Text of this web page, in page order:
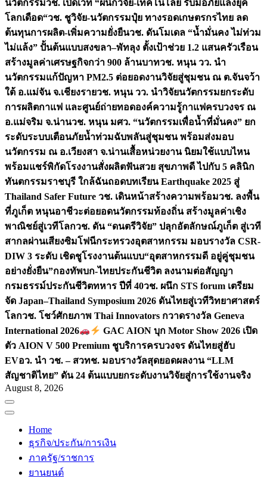
นวัตกรรมวช. เปิดเวที “ผนึกวิจัย-เทคโนโลยี รับมือภัยแล้งยุค
โลกเดือด“วช. ชูวิจัย-นวัตกรรมปุ๋ย ทางรอดเกษตรกรไทย ลด
ต้นทุนการผลิต-เพิ่มความยั่งยืนวช. ดันโมเดล “น้ำมั่นคง ไม่ท่วม
ไม่แล้ง” ปั้นต้นแบบสงขลา–พัทลุง ตั้งเป้าช่วย 1.2 แสนครัวเรือน
สร้างมูลค่าเศรษฐกิจกว่า 900 ล้านบาทวช. หนุน วว. นำ
นวัตกรรมแก้ปัญหา PM2.5 ต่อยอดงานวิจัยสู่ชุมชน ณ ต.จันจว้า
ใต้ อ.แม่จัน จ.เชียงรายวช. หนุน วว. นำวิจัยนวัตกรรมยกระดับ
การผลิตกาแฟ และศูนย์ถ่ายทอดองค์ความรู้กาแฟครบวงจร ณ
อ.แม่จริม จ.น่านวช. หนุน มศว. “นวัตกรรมเพื่อน้ำที่มั่นคง” ยก
ระดับระบบเตือนภัยน้ำท่วมฉับพลันสู่ชุมชน พร้อมส่งมอบ
นวัตกรรม ณ อ.เวียงสา จ.น่านเสื้อหน่วยงาน นิยมใช้แบบไหน
พร้อมแชร์พิกัดโรงงานสั่งผลิตฟันสวย สุขภาพดี ไปกับ 5 คลินิก
ทันตกรรมราชบุรี ใกล้ฉันถอดบทเรียน Earthquake 2025 สู่
Thailand Safer Future วช. เดินหน้าสร้างความพร้อมวช. ลงพื้น
ที่ภูเก็ต หนุนอาชีวะต่อยอดนวัตกรรมท้องถิ่น สร้างมูลค่าเชิง
พาณิชย์สู่เวทีโลกวช. ดัน “ดนตรีวิจัย” ปลุกอัตลักษณ์ภูเก็ต สู่เวที
สากลผ่านเสียงซิมโฟนีกระทรวงอุตสาหกรรม มอบรางวัล CSR-
DIW 3 ระดับ เชิดชูโรงงานต้นแบบ“อุตสาหกรรมดี อยู่คู่ชุมชน
อย่างยั่งยืน”กองทัพบก-ไทยประกันชีวิต ลงนามต่อสัญญา
กรมธรรม์ประกันชีวิตทหาร ปีที่ 40วช. ผนึก STS forum เตรียม
จัด Japan–Thailand Symposium 2026 ดันไทยสู่เวทีวิทยาศาสตร์
โลกวช. โชว์ศักยภาพ Thai Innovators กวาดรางวัล Geneva
International 2026
GAC AION บุก Motor Show 2026 เปิด
ตัว AION V 500 Premium ชูบริการครบวงจร ดันไทยสู่ฮับ
EVอว. นำ วช. – สวทช. มอบรางวัลสุดยอดผลงาน “LLM
สัญชาติไทย” ดัน 24 ต้นแบบยกระดับงานวิจัยสู่การใช้งานจริง
August 8, 2026
Home
ธุรกิจ/ประกัน/การเงิน
ภาครัฐ/ราชการ
ยานยนต์